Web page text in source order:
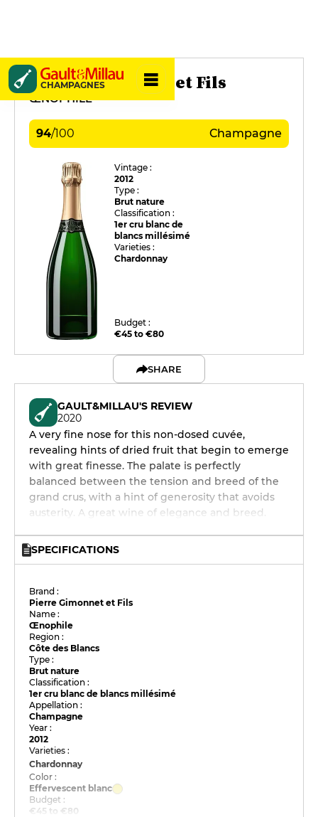
CHAMPAGNES
Pierre Gimonnet et Fils
ŒNOPHILE
94/100 Champagne
Vintage :
2012
Type :
Brut nature
Classification :
1er cru blanc de
blancs millésimé
Varieties :
Chardonnay
Budget :
€45 to €80
SHARE
GAULT&MILLAU'S REVIEW
2020
A very fine nose for this non-dosed cuvée,
revealing hints of dried fruit that begin to emerge
with great finesse. The palate is perfectly
balanced between the tension and breed of the
grand crus, with a hint of generosity that avoids
austerity. A great wine of elegance and breed.
SPECIFICATIONS
Brand :
Pierre Gimonnet et Fils
Name :
Œnophile
Region :
Côte des Blancs
Type :
Brut nature
Classification :
1er cru blanc de blancs millésimé
Appellation :
Champagne
Year :
2012
Varieties :
Chardonnay
Color :
Effervescent blanc
Budget :
€45 to €80